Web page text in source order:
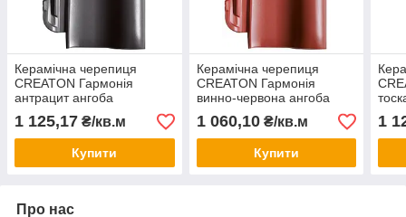
Керамічна черепиця
CREATON Гармонія
антрацит ангоба
1 125,17 ₴/кв.м
Купити
Керамічна черепиця
CREATON Гармонія
винно-червона ангоба
1 060,10₴/кв.м
Купити
1
Про нас